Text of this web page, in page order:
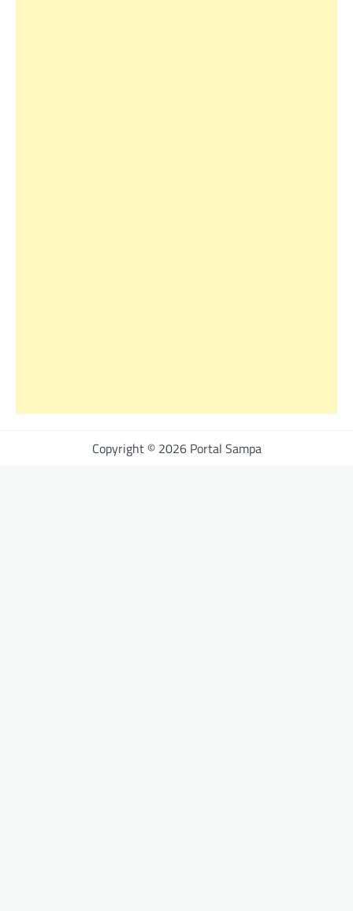
Copyright © 2026 Portal Sampa